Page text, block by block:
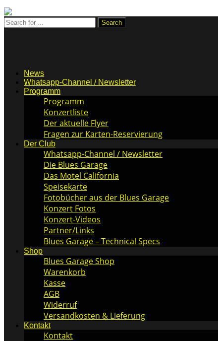
News
Whatsapp-Channel / Newsletter
Programm
Programm
Konzertliste
Der aktuelle Flyer
Fragen zur Karten-Reservierung
Der Club
Whatsapp-Channel / Newsletter
Die Blues Garage
Das Motel California
Speisekarte
Fotobücher aus der Blues Garage
Konzert Fotos
Konzert-Videos
Partner/Links
Blues Garage – Technical Specs
Shop
Blues Garage Shop
Warenkorb
Kasse
AGB
Widerruf
Versandkosten & Lieferung
Kontakt
Kontakt